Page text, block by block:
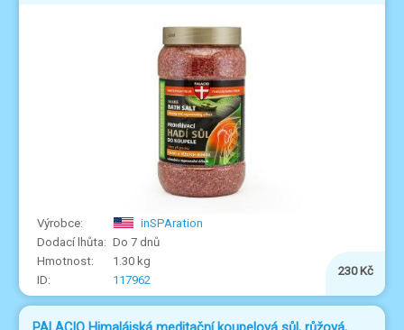
inSPAration
Do 7 dnů
1.30 kg
117962
230 Kč